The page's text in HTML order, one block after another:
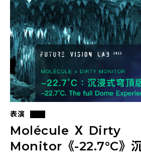
表演
Molécule Ｘ Dirty
Monitor《-22.7°C》